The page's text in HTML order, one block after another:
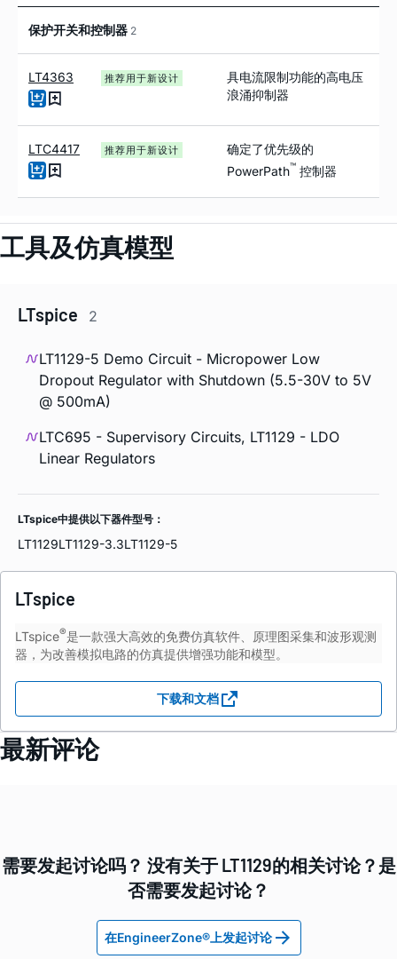
保护开关和控制器 2
LT4363 推荐用于新设计
具电流限制功能的高电压
浪涌抑制器
LTC4417 推荐用于新设计
确定了优先级的
PowerPath™ 控制器
工具及仿真模型
LTspice 2
LT1129-5 Demo Circuit - Micropower Low
Dropout Regulator with Shutdown (5.5-30V to 5V
@ 500mA)
LTC695 - Supervisory Circuits, LT1129 - LDO
Linear Regulators
LTspice中提供以下器件型号：
LT1129LT1129-3.3LT1129-5
LTspice
LTspice®是一款强大高效的免费仿真软件、原理图采集和波形观测
器，为改善模拟电路的仿真提供增强功能和模型。
下载和文档
最新评论
需要发起讨论吗？ 没有关于 LT1129的相关讨论？是
否需要发起讨论？
在EngineerZone®上发起讨论